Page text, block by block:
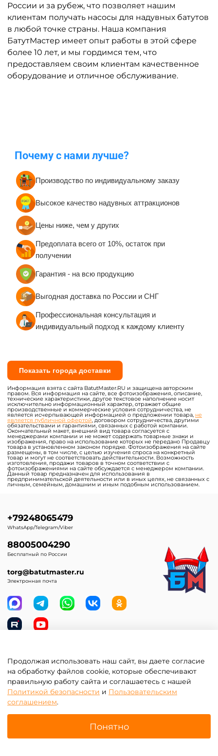
России и за рубеж, что позволяет нашим
клиентам получать насосы для надувных батутов
в любой точке страны. Наша компания
БатутМастер имеет опыт работы в этой сфере
более 10 лет, и мы гордимся тем, что
предоставляем своим клиентам качественное
оборудование и отличное обслуживание.
Почему с нами лучше?
Производство по индивидуальному заказу
Высокое качество надувных аттракционов
Цены ниже, чем у других
Предоплата всего от 10%, остаток при
получении
Гарантия - на всю продукцию
Выгодная доставка по России и СНГ
Профессиональная консультация и
индивидуальный подход к каждому клиенту
Показать города доставки
Информация взята с сайта BatutMaster.RU и защищена авторским
правом. Вся информация на сайте, все фотоизображения, описание,
технические характеристики, другое текстовое наполнение носит
исключительно информационный характер, отражает общие
производственные и коммерческие условия сотрудничества, не
является исчерпывающей информацией о предложении товара, не
является публичной офертой, договором сотрудничества, другими
обязательствами и гарантиями, связанных с работой компании.
Окончательный макет, внешний вид товара согласуется с
менеджерами компании и не может содержать товарные знаки и
изображения, право на использование которых не передано Продавцу
товара в установленном законом порядке. Фотоизображения на сайте
размещены, в том числе, с целью изучения спроса на конкретный
товар и могут не соответствовать действительности. Возможность
изготовления, продажи товаров в точном соответствии с
фотоизображениями на сайте обсуждается с менеджером компании.
Данный товар предназначен для использования в
предпринимательской деятельности или в иных целях, не связанных с
личным, семейным, домашним и иным подобным использованием.
Самое главное
Клиентам
+79248065479
WhatsApp/Telegram/Viber
88005004290
Бесплатный по России
torg@batutmaster.ru
Электронная почта
Продолжая использовать наш сайт, вы даете согласие
на обработку файлов cookie, которые обеспечивают
правильную работу сайта и соглашаетесь с нашей
Политикой безопасности и Пользовательским
соглашением.
Понятно